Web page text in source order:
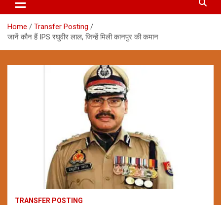
Home
Transfer Posting
जानें कौन हैं IPS रघुवीर लाल, जिन्हें मिली कानपुर की कमान
TRANSFER POSTING